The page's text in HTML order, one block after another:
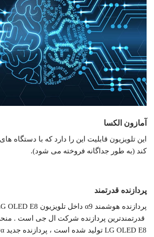
آمازون الکسا
این تلویزیون قابلیت این را دارد که با دستگاه
کند (به طور جداگانه فروخته می شود).
پردازنده قدرتمند
قدرتمندترین پردازنده شرکت ال جی است .